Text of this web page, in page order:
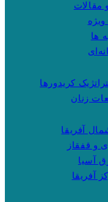
مقالات
ها
کریدورها
زنان
آفریقا
و قفقاز
آسیا
آفریقا